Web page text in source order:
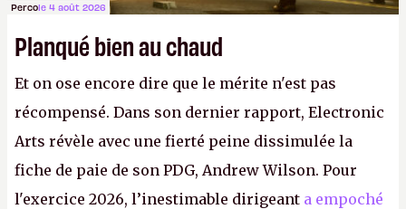
Percole 4 août 2026
Planqué bien au chaud
Et on ose encore dire que le mérite n'est pas
récompensé. Dans son dernier rapport, Electronic
Arts révèle avec une fierté peine dissimulée la
fiche de paie de son PDG, Andrew Wilson. Pour
l'exercice 2026, l’inestimable dirigeant a empoché